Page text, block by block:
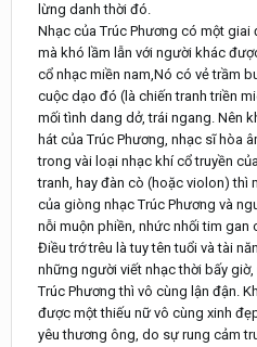
lừng danh thời đó.
Nhạc của Trúc Phương có một
mà khó lầm lẫn với người khác
cổ nhạc miền nam,Nó có vẻ trầm
cuộc dạo đó (là chiến tranh triền
mối tình dang dở, trái ngang. Nên
hát của Trúc Phương, nhạc sĩ hòa
trong vài loại nhạc khí cổ truyền
tranh, hay đàn cò (hoặc violon) thì
của giòng nhạc Trúc Phương và
nỗi muộn phiền, nhức nhối tim gan
Điều trớ trêu là tuy tên tuổi và tài
những người viết nhạc thời bấy
Trúc Phương thì vô cùng lận đận.
được một thiếu nữ vô cùng xinh
yêu thương ông, do sự rung cảm